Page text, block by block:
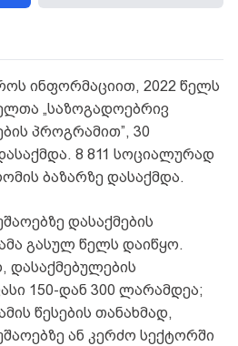
ინფორმაციით, 2022 წელს
„საზოგადოებრივ
პროგრამით”, 30
8 811 სოციალურად
ბაზარზე დასაქმდა.
დასაქმების
გასულ წელს დაიწყო.
დასაქმებულების
150-დან 300 ლარამდეა;
წესების თანახმად,
ან კერძო სექტორში